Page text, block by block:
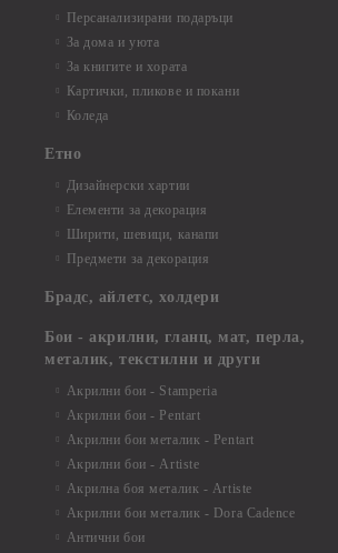
Персанализирани подаръци
За дома и уюта
За книгите и хората
Картички, пликове и покани
Коледа
Етно
Дизайнерски хартии
Елементи за декорация
Ширити, шевици, канапи
Предмети за декорация
Брадс, айлетс, холдери
Бои - акрилни, гланц, мат, перла,
металик, текстилни и други
Акрилни бои - Stamperia
Акрилни бои - Pentart
Акрилни бои металик - Pentart
Акрилни бои - Artiste
Акрилна боя металик - Artiste
Акрилни бои металик - Dora Cadence
Антични бои